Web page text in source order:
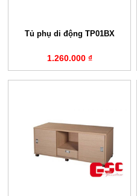
Tủ phụ di động TP01BX
1.260.000 ₫